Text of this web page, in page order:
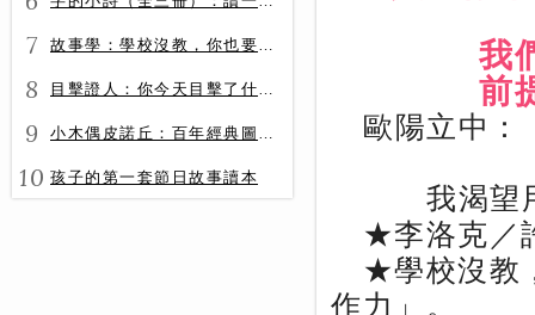
7 故事學：學校沒教，你也要會的表達力
8 目擊證人：你今天目擊了什麼？
9 小木偶皮諾丘：百年經典圖文全譯版
10 孩子的第一套節日故事讀本
我
前
歐陽立中：
我渴望
★李洛克／
★學校沒教
作力」。